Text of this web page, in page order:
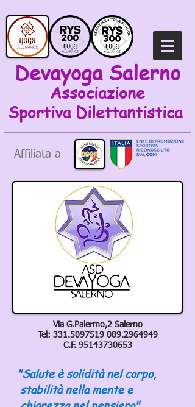
Devayoga Salerno
Associazione
Sportiva Dilettantistica
Affiliata a
Via G.Palermo,2 Salerno
Tel: 331.5097519 089.2964949
C.F. 95143730653
"Salute è solidità nel corpo,
stabilità nella mente e